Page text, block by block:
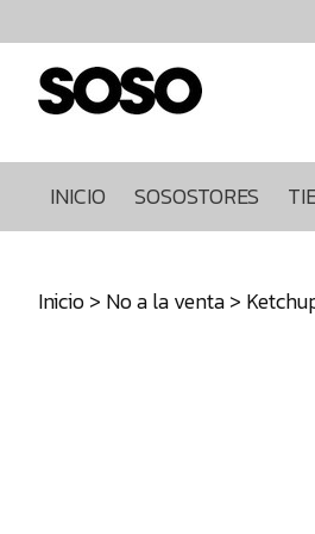
INICIO SOSOSTORES
Inicio
Sosostores
Contacto
Ultimas
640271930
Inicio> No a la venta>